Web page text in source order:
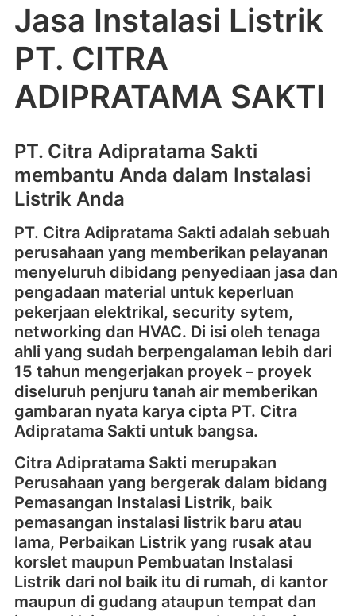
Jasa Instalasi Listrik
PT. CITRA
ADIPRATAMA SAKTI
PT. Citra Adipratama Sakti
membantu Anda dalam Instalasi
Listrik Anda
PT. Citra Adipratama Sakti adalah sebuah
perusahaan yang memberikan pelayanan
menyeluruh dibidang penyediaan jasa dan
pengadaan material untuk keperluan
pekerjaan elektrikal, security sytem,
networking dan HVAC. Di isi oleh tenaga
ahli yang sudah berpengalaman lebih dari
15 tahun mengerjakan proyek – proyek
diseluruh penjuru tanah air memberikan
gambaran nyata karya cipta PT. Citra
Adipratama Sakti untuk bangsa.
Citra Adipratama Sakti merupakan
Perusahaan yang bergerak dalam bidang
Pemasangan Instalasi Listrik, baik
pemasangan instalasi listrik baru atau
lama, Perbaikan Listrik yang rusak atau
korslet maupun Pembuatan Instalasi
Listrik dari nol baik itu di rumah, di kantor
maupun di gudang ataupun tempat dan